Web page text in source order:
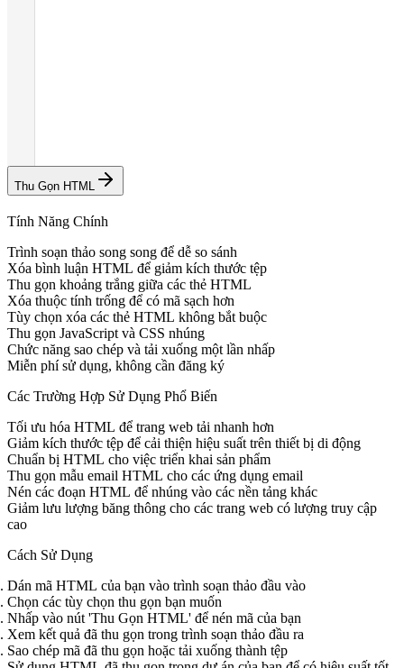
Thu Gọn HTML
Tính Năng Chính
Trình soạn thảo song song để dễ so sánh
Xóa bình luận HTML để giảm kích thước tệp
Thu gọn khoảng trắng giữa các thẻ HTML
Xóa thuộc tính trống để có mã sạch hơn
Tùy chọn xóa các thẻ HTML không bắt buộc
Thu gọn JavaScript và CSS nhúng
Chức năng sao chép và tải xuống một lần nhấp
Miễn phí sử dụng, không cần đăng ký
Các Trường Hợp Sử Dụng Phổ Biến
Tối ưu hóa HTML để trang web tải nhanh hơn
Giảm kích thước tệp để cải thiện hiệu suất trên thiết bị di động
Chuẩn bị HTML cho việc triển khai sản phẩm
Thu gọn mẫu email HTML cho các ứng dụng email
Nén các đoạn HTML để nhúng vào các nền tảng khác
Giảm lưu lượng băng thông cho các trang web có lượng truy cập
cao
Cách Sử Dụng
Dán mã HTML của bạn vào trình soạn thảo đầu vào
Chọn các tùy chọn thu gọn bạn muốn
Nhấp vào nút 'Thu Gọn HTML' để nén mã của bạn
Xem kết quả đã thu gọn trong trình soạn thảo đầu ra
Sao chép mã đã thu gọn hoặc tải xuống thành tệp